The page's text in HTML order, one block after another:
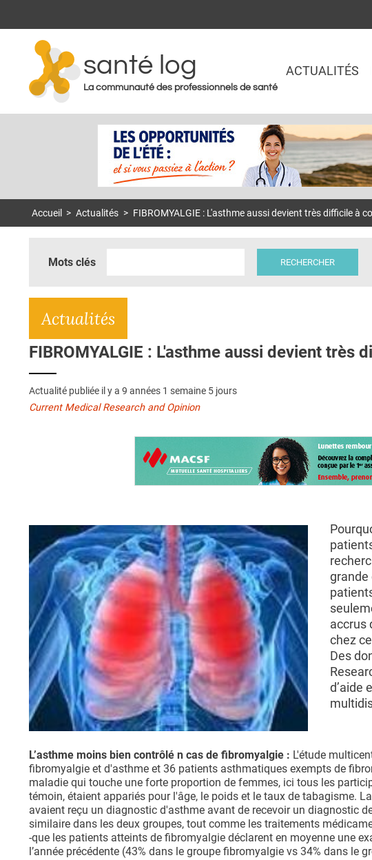
santé log
La communauté des professionnels de santé
ACTUALITÉS
Accueil > Actualités > FIBROMYALGIE : L'asthme aussi devient très difficile à
Mots clés
Actualités
FIBROMYALGIE : L'asthme aussi devient très
Actualité publiée il y a 9 années 1 semaine 5 jours
Current Medical Research and Opinion
grande
accrus
chez
Des
d’aide
L’asthme moins bien contrôlé n cas de fibromyalgie : L'étude
fibromyalgie et d'asthme et 36 patients asthmatiques exempts de
maladie qui touche une forte proportion de femmes, ici tous les
témoin, étaient appariés pour l'âge, le poids et le taux de tabagisme.
avaient reçu un diagnostic d'asthme avant de recevoir un diagnostic
similaire dans les deux groupes, tout comme les traitements
-que les patients atteints de fibromyalgie déclarent en moyenne une
l’année précédente (43% dans le groupe fibromyalgie vs 34% dans le